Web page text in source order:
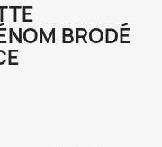
BRODÉ